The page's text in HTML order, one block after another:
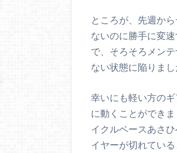
ところが、先週か
ないのに勝手に変
で、そろそろメン
ない状態に陥りまし
幸いにも軽い方の
に動くことができ
イクルベースあさ
イヤーが切れてい